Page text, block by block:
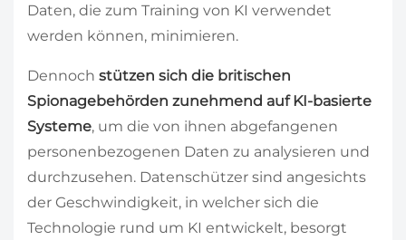
Daten, die zum Training von KI verwendet
werden können, minimieren.
Dennoch stützen sich die britischen
Spionagebehörden zunehmend auf KI-basierte
Systeme, um die von ihnen abgefangenen
personenbezogenen Daten zu analysieren und
durchzusehen. Datenschützer sind angesichts
der Geschwindigkeit, in welcher sich die
Technologie rund um KI entwickelt, besorgt